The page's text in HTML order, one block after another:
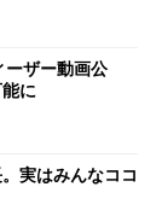
ーザー動画公
に
実はみんなココ